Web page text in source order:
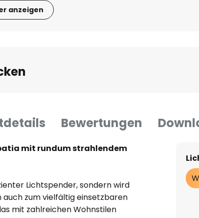
anzeigen
Bewertungen
mit rundum strahlendem
Lichtspender, sondern wird
zum vielfältig einsetzbaren
mit zahlreichen Wohnstilen